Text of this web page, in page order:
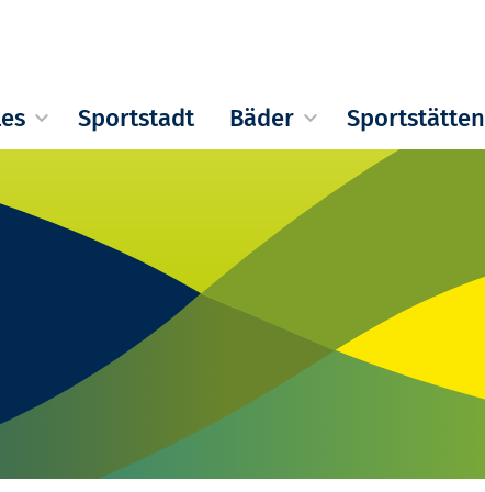
Sportstadt Bäder Sportstätten